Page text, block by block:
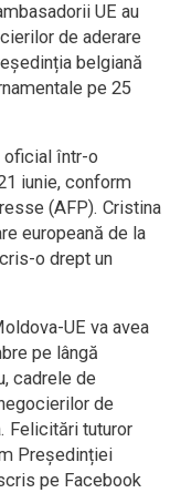
UE au
de aderare
belgiană
pe 25
oficial într-o
iunie, conform
(AFP). Cristina
europeană de la
o drept un
UE va avea
pe lângă
cadrele de
de
Felicitări tuturor
Președinției
pe Facebook